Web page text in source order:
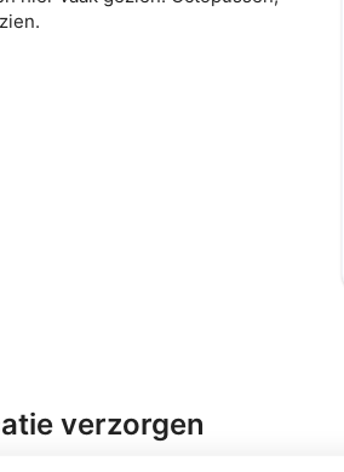
verzorgen